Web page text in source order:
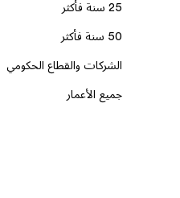
25 سنة فأكثر
50 سنة فأكثر
الشركات والقطاع الحكومي
جميع الأعمار